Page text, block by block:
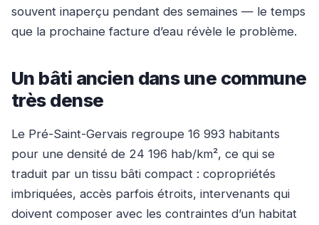
souvent inaperçu pendant des semaines — le temps
que la prochaine facture d’eau révèle le problème.
Un bâti ancien dans une commune
très dense
Le Pré-Saint-Gervais regroupe 16 993 habitants
pour une densité de 24 196 hab/km², ce qui se
traduit par un tissu bâti compact : copropriétés
imbriquées, accès parfois étroits, intervenants qui
doivent composer avec les contraintes d’un habitat